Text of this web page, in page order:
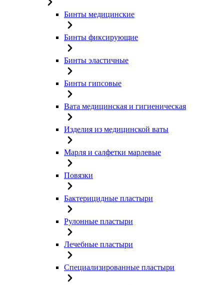
Бинты медицинские
Бинты фиксирующие
Бинты эластичные
Бинты гипсовые
Вата медицинская и гигиеническая
Изделия из медицинской ваты
Марля и салфетки марлевые
Повязки
Бактерицидные пластыри
Рулонные пластыри
Лечебные пластыри
Специализированные пластыри